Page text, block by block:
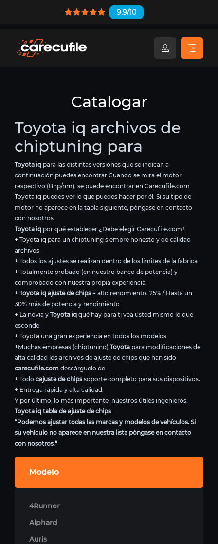
9.9/10
Catalogar
Toyota iq archivos de
chiptuning para
Toyota iq para las distintas versiones que se indican a
continuación puedes encontrar Cuando se mira el motor
respectivo (Bhp/nm), se puede encontrar en Carecufile.com
Toyota iq puedes ver lo que puedes hacer por él. Si su tipo de
motor no aparece en la tabla siguiente, póngase en contacto
con nosotros.
Toyota iq por qué establecer ¿Debe elegir Carecufile.com?
+ Toyota iq para un chiptuning siempre honesto y de calidad
archivos
+ Todos los ajustes se realizan dentro de los límites de la fábrica
+ Totalmente probado (en nuestro banco de potencia) y
comprobado con nuestra propia experiencia.
+ Toyota iq ajuste de chips = alto rendimiento. 25% / Hasta un
30% más de potencia y rendimiento
+ La novia y Toyota iq qué hay para ti vea usted mismo lo que
esconde
+ Toyota una gran experiencia en todos los modelos
+Muchas empresas (chiptuning) Toyota para modificaciones de
alta calidad los archivos de ajuste de chips que han sido
carecufile.com descárguelo de
+ Todo cajuste de chips soporte completo para sus dispositivos.
+ Entrega rápida y alta calidad.
Y por último, lo más importante, nuestros útiles ingenieros.
Toyota iq tabla de ajuste de chips
“Podemos ajustar todas las marcas y modelos de vehículos. Si
su vehículo no aparece en nuestra lista póngase en contacto
con nosotros.”
Modelo
4Runner
Alphard
Auris